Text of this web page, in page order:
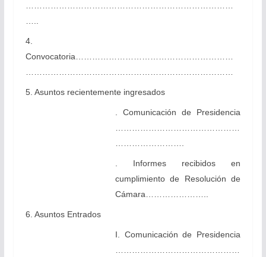
…………………………………………………………………
…..
4.
Convocatoria…………………………………………………
…………………………………………………………………
5. Asuntos recientemente ingresados
. Comunicación de Presidencia
………………………………………
…………………….
. Informes recibidos en
cumplimiento de Resolución de
Cámara…………………..
6. Asuntos Entrados
I. Comunicación de Presidencia
………………………………………